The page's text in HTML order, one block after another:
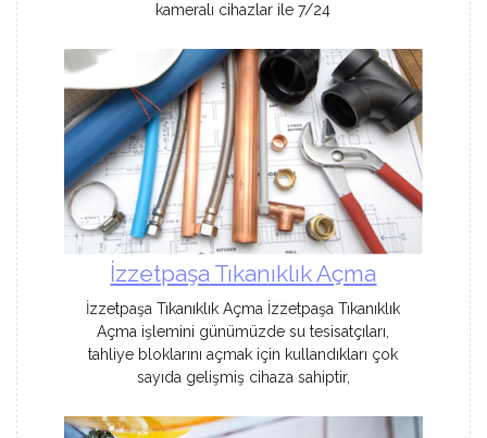
kameralı cihazlar ile 7/24
İzzetpaşa Tıkanıklık Açma
İzzetpaşa Tıkanıklık Açma İzzetpaşa Tıkanıklık
Açma işlemini günümüzde su tesisatçıları,
tahliye bloklarını açmak için kullandıkları çok
sayıda gelişmiş cihaza sahiptir,